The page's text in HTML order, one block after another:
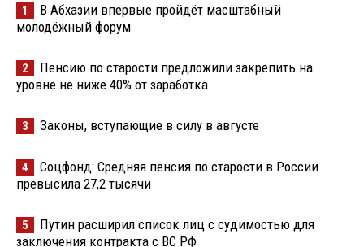
1
В Абхазии впервые пройдёт масштабный
молодёжный форум
2
Пенсию по старости предложили закрепить на
уровне не ниже 40% от заработка
3 Законы, вступающие в силу в августе
4
Соцфонд: Средняя пенсия по старости в России
превысила 27,2 тысячи
5
Путин расширил список лиц с судимостью для
заключения контракта с ВС РФ